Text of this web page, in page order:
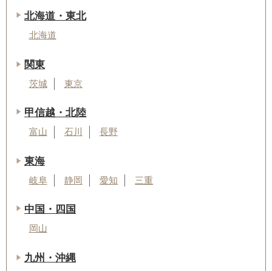
北海道・東北
北海道
関東
茨城 東京
甲信越・北陸
富山 石川 長野
東海
岐阜 静岡 愛知 三重
中国・四国
岡山
九州・沖縄